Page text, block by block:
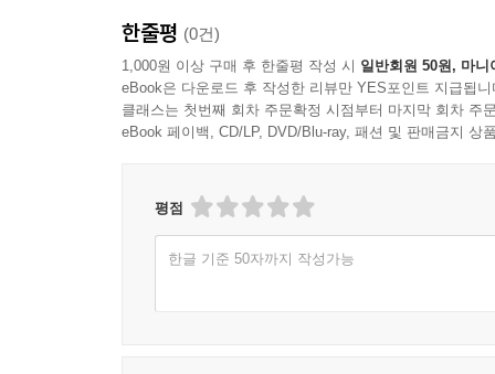
한줄평 (0건)
1,000원 이상 구매 후 한줄평 작성 시 일반회원 50원, 마니
eBook은 다운로드 후 작성한 리뷰만 YES포인트 지급됩니
클래스는 첫번째 회차 주문확정 시점부터 마지막 회차 주
eBook 페이백, CD/LP, DVD/Blu-ray, 패션 및 판매금지 상
평점
한글 기준 50자까지 작성가능